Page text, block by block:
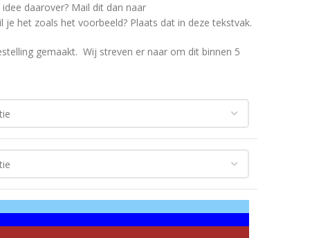
daarover? Mail dit dan naar
het zoals het voorbeeld? Plaats dat in deze tekstvak.
gemaakt. Wij streven er naar om dit binnen 5